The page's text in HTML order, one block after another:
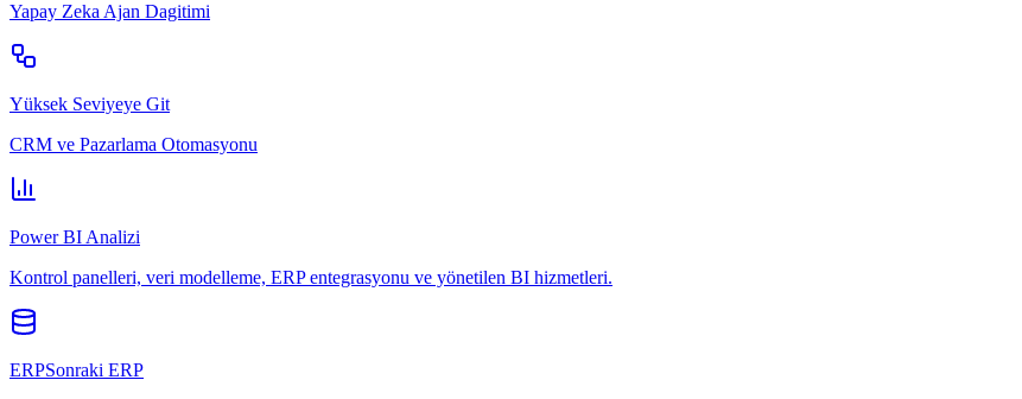
Yapay Zeka Ajan Dagitimi
Yüksek Seviyeye Git
CRM ve Pazarlama Otomasyonu
Power BI Analizi
Kontrol panelleri, veri modelleme, ERP entegrasyonu ve yönetilen BI hizmetleri.
ERPSonraki ERP